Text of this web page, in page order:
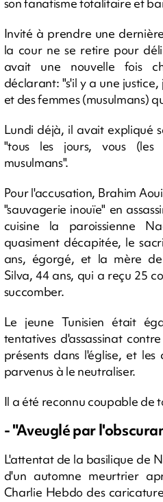
Invité à prendre une
la cour ne se retire pour
avait une nouvelle fois
déclarant: "s'il y a une
et des femmes (musulmans)
Lundi déjà, il avait expliqué
"tous les jours, vous (les
musulmans".
Pour l'accusation, Brahim
"sauvagerie inouïe" en
cuisine la paroissienne
quasiment décapitée, le
ans, égorgé, et la mère
Silva, 44 ans, qui a reçu 25
succomber.
Le jeune Tunisien était
tentatives d'assassinat
présents dans l'église, et
parvenus à le neutraliser.
Il a été reconnu coupable de
- "Aveuglé par
L'attentat de la basilique de
d'un automne meurtrier
Charlie Hebdo des